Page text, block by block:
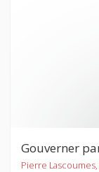
Gouverner
Pierre